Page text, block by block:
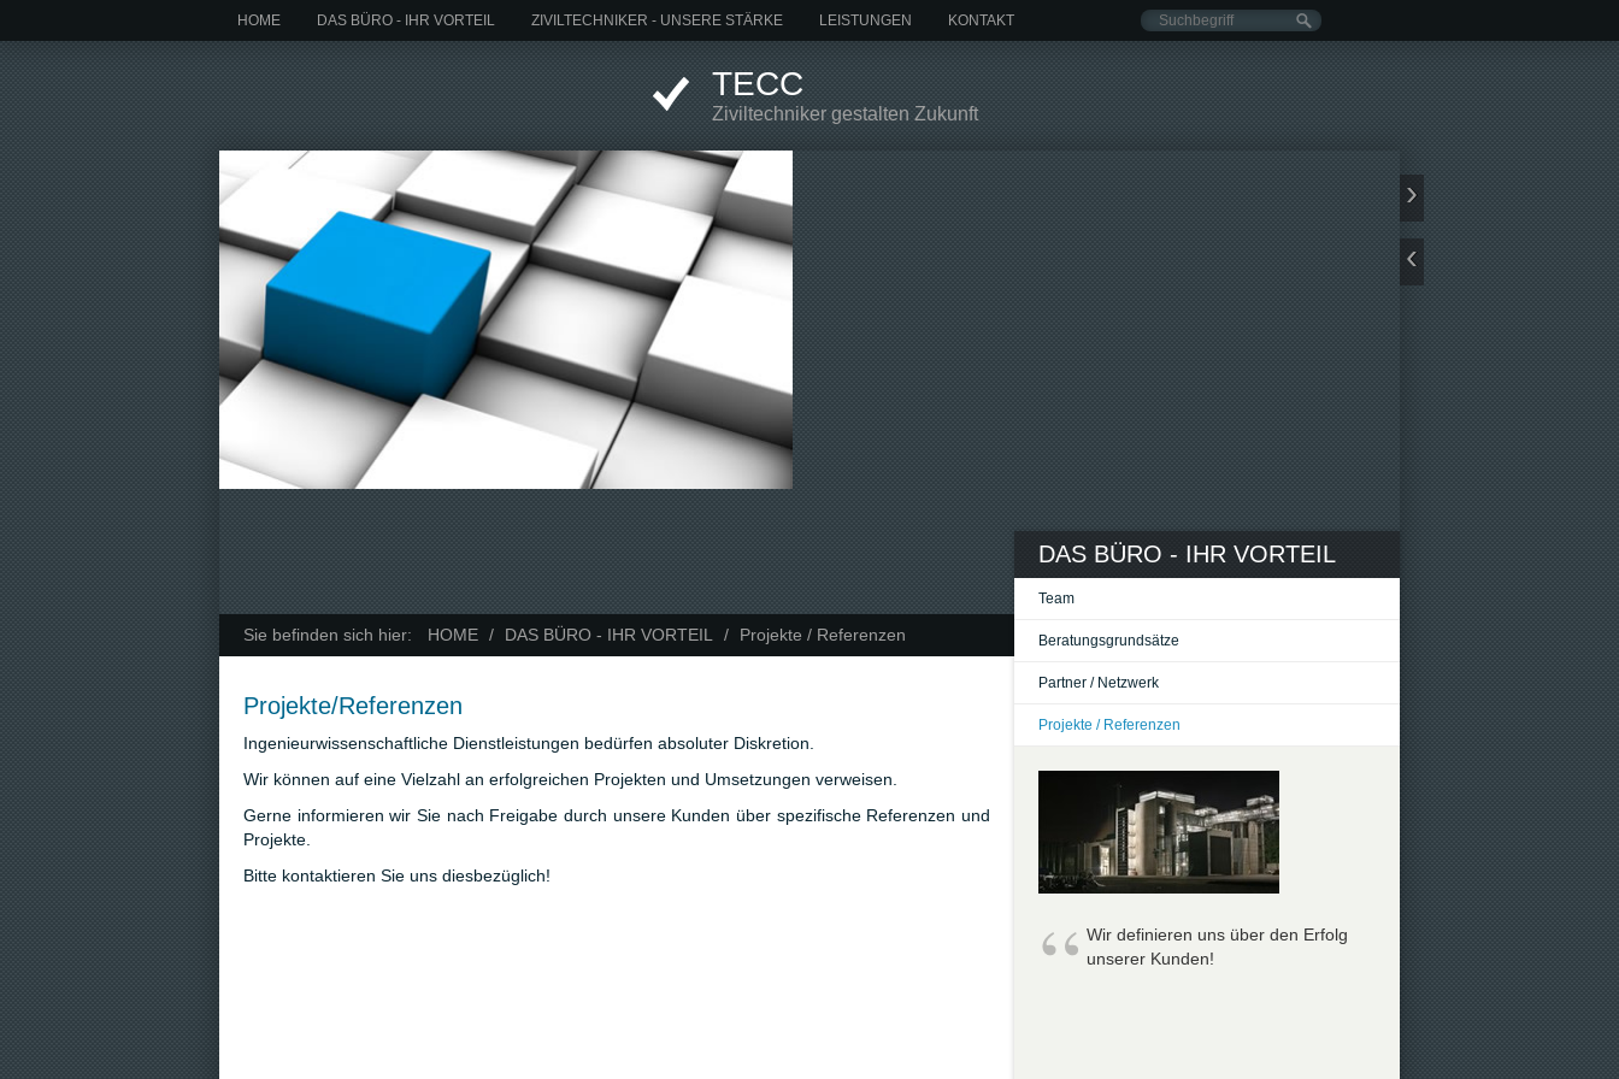
HOME DAS BÜRO - IHR VORTEIL ZIVILTECHNIKER - UNSERE STÄRKE LEISTUNGEN KONTAKT
TECC
Ziviltechniker gestalten Zukunft
Sie befinden sich hier: HOME / DAS BÜRO - IHR VORTEIL / Projekte / Referenzen
Projekte/Referenzen
Ingenieurwissenschaftliche Dienstleistungen bedürfen absoluter Diskretion.
Wir können auf eine Vielzahl an erfolgreichen Projekten und Umsetzungen verweisen.
Gerne informieren wir Sie nach Freigabe durch unsere Kunden über spezifische Referenzen und
Projekte.
Bitte kontaktieren Sie uns diesbezüglich!
DAS BÜRO - IHR VORTEIL
Team
Beratungsgrundsätze
Partner / Netzwerk
Projekte / Referenzen
Wir definieren uns über den Erfolg
unserer Kunden!